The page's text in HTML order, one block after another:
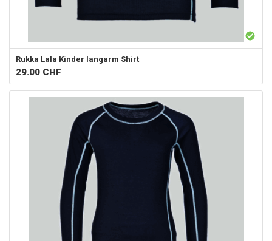
Rukka Lala Kinder langarm Shirt
29.00 CHF